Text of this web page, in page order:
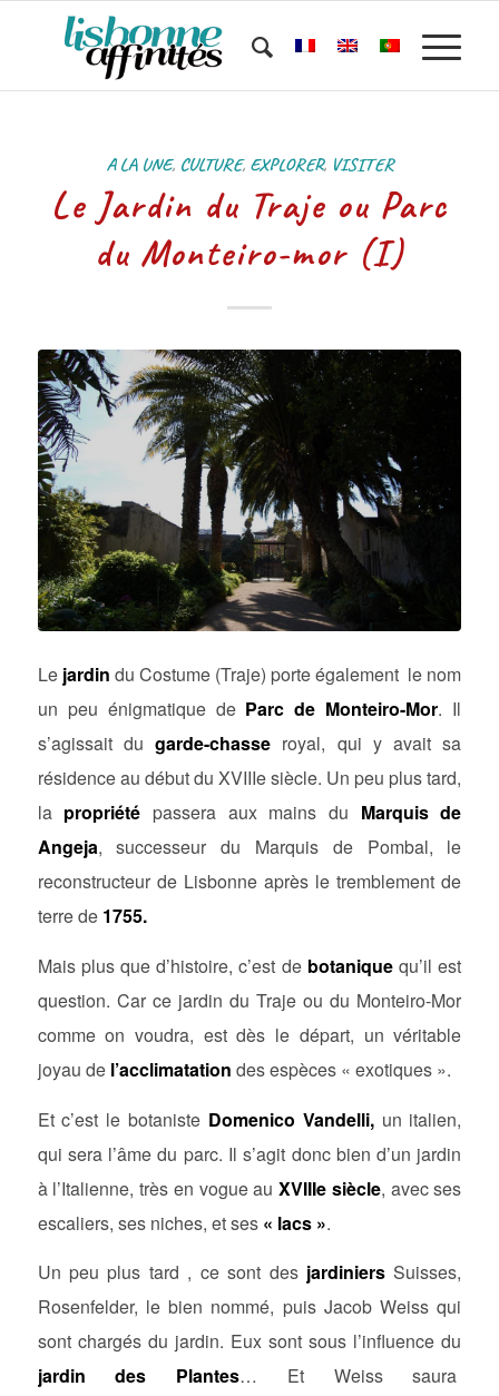
A LA UNE, CULTURE, EXPLORER, VISITER
Le Jardin du Traje ou Parc
du Monteiro-mor (I)
Lejardin du Costume (Traje) porte également le nom
un peu énigmatique de Parc de Monteiro-Mor. Il
s’agissait dugarde-chasse royal, qui y avait sa
résidence au début du XVIIIe siècle. Un peu plus tard,
la propriété passera aux mains du Marquis de
Angeja, successeur du Marquis de Pombal, le
reconstructeur de Lisbonne après le tremblement de
terre de 1755.
Mais plus que d’histoire, c’est debotaniquequ’il est
question. Car ce jardin du Traje ou du Monteiro-Mor
comme on voudra, est dès le départ, un véritable
joyau de l’acclimatation des espèces « exotiques ».
Et c’est le botaniste Domenico Vandelli,un italien,
qui sera l’âme du parc. Il s’agit donc bien d’un jardin
à l’Italienne, très en vogue auXVIIIe siècle, avec ses
escaliers, ses niches, et ses « lacs ».
Un peu plus tard , ce sont des jardiniersSuisses,
Rosenfelder, le bien nommé, puis Jacob Weiss qui
sont chargés du jardin. Eux sont sous l’influence du
jardin des Plantes… Et Weiss saura